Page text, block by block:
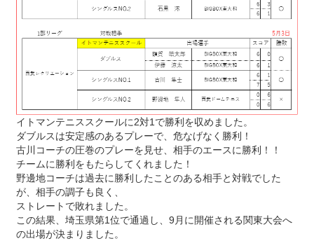
イトマンテニススクールに2対1で勝利を収めました。
ダブルスは安定感のあるプレーで、危なげなく勝利！
古川コーチの圧巻のプレーを見せ、相手のエースに勝利！！
チームに勝利をもたらしてくれました！
野邊地コーチは過去に勝利したことのある相手と対戦でした
が、相手の調子も良く、
ストレートで敗れました。
この結果、埼玉県第1位で通過し、9月に開催される関東大会へ
の出場が決まりました。